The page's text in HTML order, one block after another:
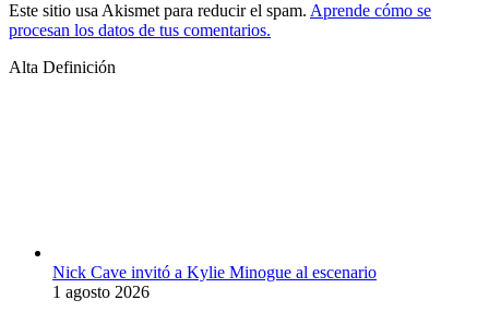
Este sitio usa Akismet para reducir el spam. Aprende cómo se
procesan los datos de tus comentarios.
Alta Definición
Nick Cave invitó a Kylie Minogue al escenario
1 agosto 2026